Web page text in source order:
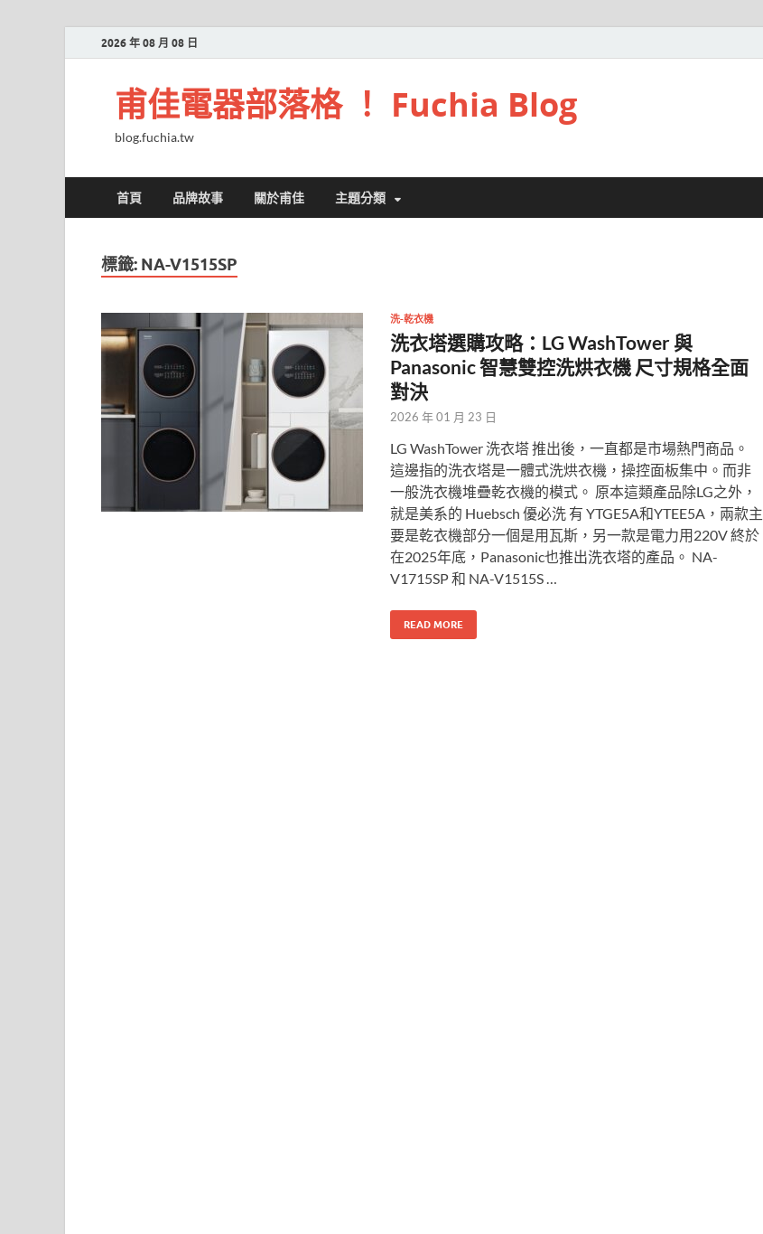
2026 年 08 月 08 日
甫佳電器部落格 ！ Fuchia Blog
blog.fuchia.tw
首頁 品牌故事 關於甫佳 主題分類
標籤: NA-V1515SP
洗-乾衣機
洗衣塔選購攻略：LG WashTower 與
Panasonic 智慧雙控洗烘衣機 尺寸規格全面
對決
2026 年 01 月 23 日
LG WashTower 洗衣塔 推出後，一直都是市場熱門商品。
這邊指的洗衣塔是一體式洗烘衣機，操控面板集中。而非
一般洗衣機堆疊乾衣機的模式。 原本這類產品除LG之外，
就是美系的 Huebsch 優必洗 有 YTGE5A和YTEE5A，兩款主
要是乾衣機部分一個是用瓦斯，另一款是電力用220V 終於
在2025年底，Panasonic也推出洗衣塔的產品。 NA-
V1715SP 和 NA-V1515S …
READ MORE